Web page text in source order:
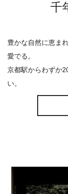
千
豊かな⾃然に恵ま
愛でる。
京都駅からわずか
い。